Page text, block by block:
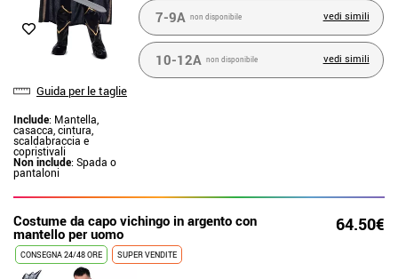
Guida per le taglie
Include: Mantella,
casacca, cintura,
scaldabraccia e
copristivali
Non include: Spada o
pantaloni
7-9A non disponibile vedi simili
10-12A non disponibile vedi simili
Costume da capo vichingo in argento con
mantello per uomo 64.50€
CONSEGNA 24/48 ORE SUPER VENDITE